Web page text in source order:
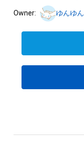
Owner: ゆんゆん